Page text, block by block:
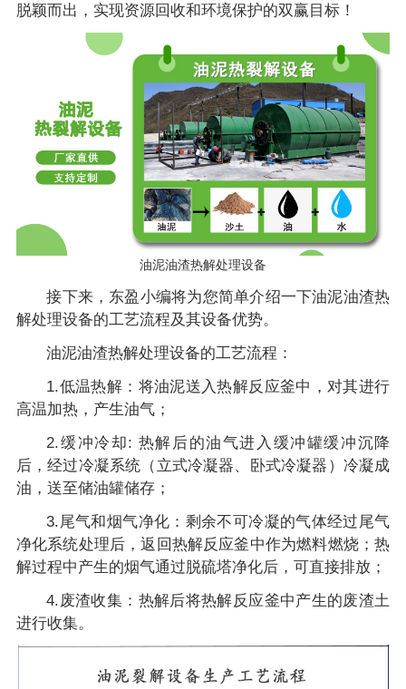
脱颖而出，实现资源回收和环境保护的双赢目标！
油泥油渣热解处理设备
接下来，东盈小编将为您简单介绍一下油泥油渣热
解处理设备的工艺流程及其设备优势。
油泥油渣热解处理设备的工艺流程：
1.低温热解：将油泥送入热解反应釜中，对其进行
高温加热，产生油气；
2.缓冲冷却: 热解后的油气进入缓冲罐缓冲沉降
后，经过冷凝系统（立式冷凝器、卧式冷凝器）冷凝成
油，送至储油罐储存；
3.尾气和烟气净化：剩余不可冷凝的气体经过尾气
净化系统处理后，返回热解反应釜中作为燃料燃烧；热
解过程中产生的烟气通过脱硫塔净化后，可直接排放；
4.废渣收集：热解后将热解反应釜中产生的废渣土
进行收集。